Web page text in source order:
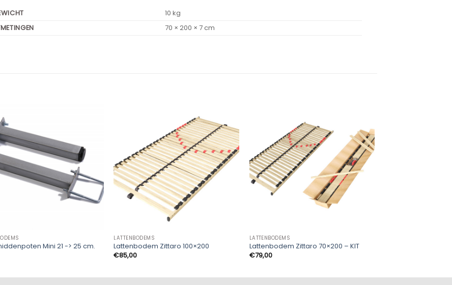
10 kg
70 × 200 × 7 cm
Mini 21 -> 25 cm.
LATTENBODEMS
Lattenbodem Zittaro 100×200
€85,00
LATTENBODEMS
Lattenbodem Zittaro 70×200 – KIT
€79,00